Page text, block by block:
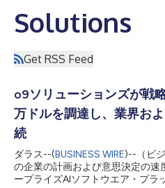
Solutions
Get RSS Feed
o9ソリューションズが戦
万ドルを調達し、業界お
続
ダラス--(BUSINESS WIRE)--（ビ
の企業の計画および意思決定の速
ープライズAIソフトウエア・プラ